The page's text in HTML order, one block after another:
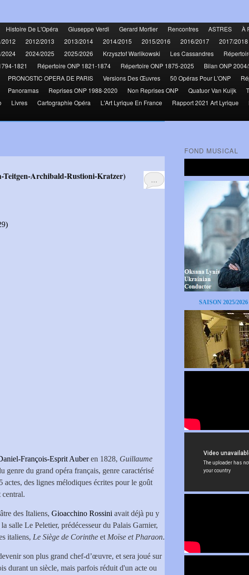
Histoire De L'Opéra Giuseppe Verdi Gerard Mortier Rencontres ASTRES À
2012 2012/2013 2013/2014 2014/2015 2015/2016 2016/2017 2017/2018
2024 2024/2025 2025/2026 Krzysztof Warlikowski Les Cassandres
1821 Répertoire ONP 1821-1874 Répertoire ONP 1875-2025 Bilan ONP
PRONOSTIC OPERA DE PARIS Versions Des Œuvres 50 Opéras Pour L'ONP
Panoramas Reprises ONP 1988-2020 Non Reprises ONP Quatuor Van Kuijk
Livres Cartographie Opéra L'Art Lyrique En France Rapport 2021 Art Lyrique
…
François-Esprit Auberen 1828, Guillaume
genre du grand opéra français, genre caractérisé
des lignes mélodiques écrites pour le goût
des Italiens, Gioacchino Rossini avait déjà pu y
salle Le Peletier, prédécesseur du Palais Garnier,
italiens, Le Siège de Corinthe et Moïse et Pharaon.
son plus grand chef-d’œuvre, et sera joué sur
durant un siècle, mais parfois réduit d'un acte ou
FOND MUSICAL
SAISON 2025/